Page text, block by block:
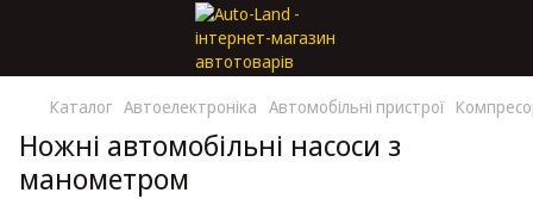
Каталог Автоелектроніка Автомобільні пристрої
Ножні автомобільні насоси з
манометром